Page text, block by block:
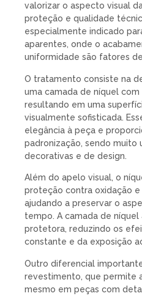
valorizar o aspecto visual
proteção e qualidade
especialmente indicado
aparentes, onde o
uniformidade são fatores
O tratamento consiste na
uma camada de níquel
resultando em uma
visualmente sofisticada.
elegância à peça e
padronização, sendo muito
decorativas e de design.
Além do apelo visual, o
proteção contra oxidação e
ajudando a preservar o
tempo. A camada de
protetora, reduzindo os
constante e da exposição
Outro diferencial
revestimento, que permite
mesmo em peças com